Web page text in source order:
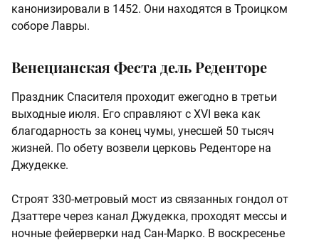
канонизировали в 1452. Они находятся в Троицком
соборе Лавры.
Венецианская Феста дель Реденторе
Праздник Спасителя проходит ежегодно в третьи
выходные июля. Его справляют с XVI века как
благодарность за конец чумы, унесшей 50 тысяч
жизней. По обету возвели церковь Реденторе на
Джудекке.
Строят 330-метровый мост из связанных гондол от
Дзаттере через канал Джудекка, проходят мессы и
ночные фейерверки над Сан-Марко. В воскресенье